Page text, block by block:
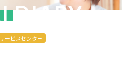
DIARY
ービスセンター